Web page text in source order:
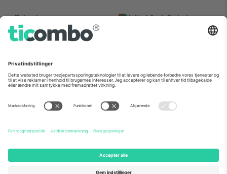
Bulgaria
Regus Sofia City West, bul
Totleben 53-55, 1606 Sofia,
United Arab Emirates
UAE Dubai Silicon Oasis, DDP
Mexico
Av Chapultepec 360, Roma
Norte, Cuauhtémoc, 06700
Ciudad de México, CDMX,
sted, begivenhed og/eller domæne. For detaljer se den specifikke
begivenhedsside, tryk og vilkår.,Virksomhed
Ticombo. Alle rettigheder forbeholdes.